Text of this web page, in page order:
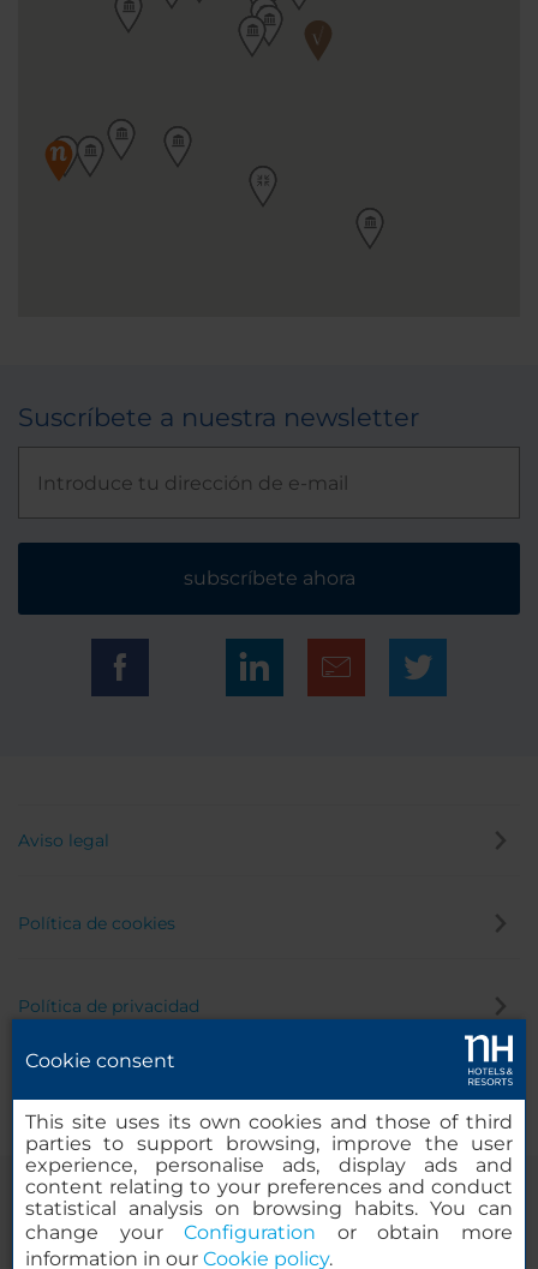
Suscríbete a nuestra newsletter
subscríbete ahora
Aviso legal
Política de cookies
Política de privacidad
Cookie consent
This site uses its own cookies and those of third
parties to support browsing, improve the user
experience, personalise ads, display ads and
content relating to your preferences and conduct
statistical analysis on browsing habits. You can
change yourConfiguration or obtain more
information in our Cookie policy.